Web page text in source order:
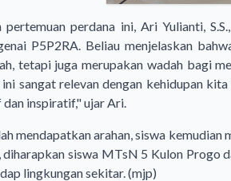
pertemuan perdana ini, Ari Yulianti,
P5P2RA. Beliau menjelaskan
tetapi juga merupakan wadah bagi
sangat relevan dengan kehidupan
inspiratif," ujar Ari.
mendapatkan arahan, siswa
diharapkan siswa MTsN 5 Kulon Progo
lingkungan sekitar. (mjp)